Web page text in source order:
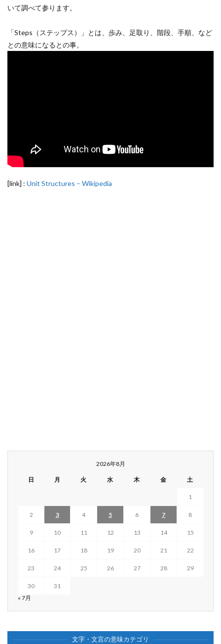
いて調べて参ります。
「Steps（ステップス）」とは、歩み、足取り、階段、手順、など
との意味になるとの事。
[link] : Unit Structures – Wikipedia
2026年8月
日 月 火 水 木 金 土
1
2 3 4 5 6 7 8
9 10 11 12 13 14 15
16 17 18 19 20 21 22
23 24 25 26 27 28 29
30
31
« 7月
文字・文言の意味カテゴリ